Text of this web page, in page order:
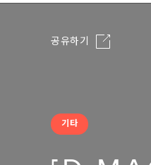
공유하기
기타